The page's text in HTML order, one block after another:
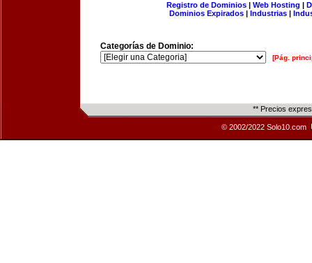
Registro de Dominios| Web Hosting |
Dominios Expirados | Industrias |
Categorías de Dominio:
[Pág.
** Precios
© 2002/2022 Solo10.com